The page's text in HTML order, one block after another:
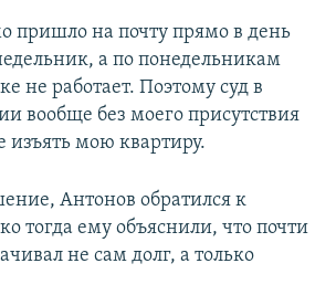
пришло на почту прямо в день
а по понедельникам
не работает. Поэтому суд в
вообще без моего присутствия
мою квартиру.
Антонов обратился к
тогда ему объяснили, что почти
не сам долг, а только